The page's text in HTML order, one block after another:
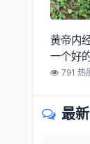
黄帝内
一个好
791 热
最